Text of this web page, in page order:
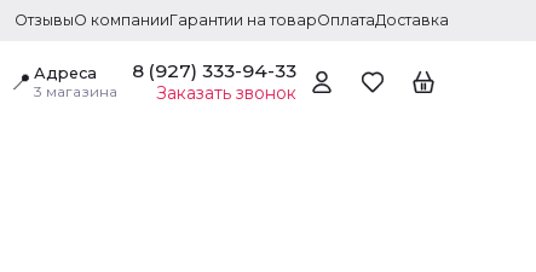
ОтзывыО компанииГарантии на товарОплатаДоставка
📍 Адреса
3 магазина
8 (927) 333-94-33
Заказать звонок